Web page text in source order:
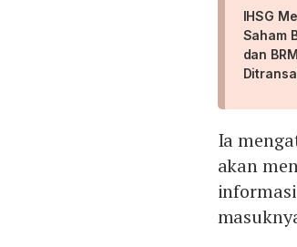
IHSG
Saham
dan
Ia
akan